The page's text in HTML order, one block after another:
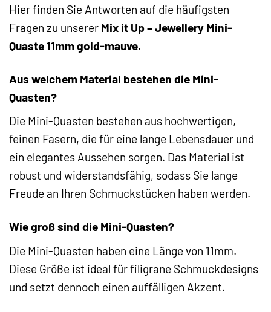
Hier finden Sie Antworten auf die häufigsten
Fragen zu unserer Mix it Up – Jewellery Mini-
Quaste 11mm gold-mauve.
Aus welchem Material bestehen die Mini-
Quasten?
Die Mini-Quasten bestehen aus hochwertigen,
feinen Fasern, die für eine lange Lebensdauer und
ein elegantes Aussehen sorgen. Das Material ist
robust und widerstandsfähig, sodass Sie lange
Freude an Ihren Schmuckstücken haben werden.
Wie groß sind die Mini-Quasten?
Die Mini-Quasten haben eine Länge von 11mm.
Diese Größe ist ideal für filigrane Schmuckdesigns
und setzt dennoch einen auffälligen Akzent.